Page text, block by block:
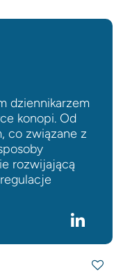
dziennikarzem
konopi. Od
co związane z
rozwijającą